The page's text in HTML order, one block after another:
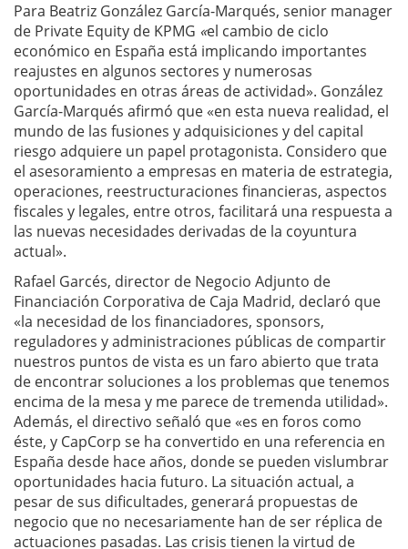
Para Beatriz González García-Marqués, senior manager
de Private Equity de KPMG «el cambio de ciclo
económico en España está implicando importantes
reajustes en algunos sectores y numerosas
oportunidades en otras áreas de actividad». González
García-Marqués afirmó que «en esta nueva realidad, el
mundo de las fusiones y adquisiciones y del capital
riesgo adquiere un papel protagonista. Considero que
el asesoramiento a empresas en materia de estrategia,
operaciones, reestructuraciones financieras, aspectos
fiscales y legales, entre otros, facilitará una respuesta a
las nuevas necesidades derivadas de la coyuntura
actual».
Rafael Garcés, director de Negocio Adjunto de
Financiación Corporativa de Caja Madrid, declaró que
«la necesidad de los financiadores, sponsors,
reguladores y administraciones públicas de compartir
nuestros puntos de vista es un faro abierto que trata
de encontrar soluciones a los problemas que tenemos
encima de la mesa y me parece de tremenda utilidad».
Además, el directivo señaló que «es en foros como
éste, y CapCorp se ha convertido en una referencia en
España desde hace años, donde se pueden vislumbrar
oportunidades hacia futuro. La situación actual, a
pesar de sus dificultades, generará propuestas de
negocio que no necesariamente han de ser réplica de
actuaciones pasadas. Las crisis tienen la virtud de